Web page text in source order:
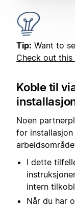
Tip: Want to
Check out
Koble til
Noen
for
I dette
intern
Når du har